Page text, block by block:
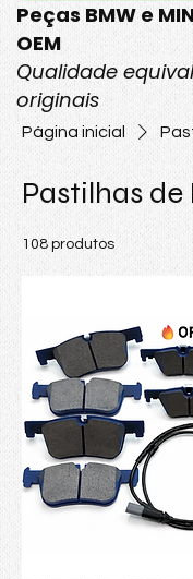
Peças BMW e
OEM
Qualidade
originais
Página inicial
Pastilhas de
108 produtos